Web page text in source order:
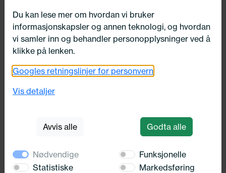
Drivverk
Motor, Drivstoff og Eksos
Drivstoff system
Ureainnsprøytning
Motor
Du kan lese mer om hvordan vi bruker
informasjonskapsler og annen teknologi, og hvordan
vi samler inn og behandler personopplysninger ved å
klikke på lenken.
Googles retningslinjer for personvern
Vis detaljer
Avvis alle Godta alle
Nødvendige
Funksjonelle
Statistiske
Markedsføring